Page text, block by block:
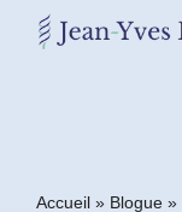
Accueil » Blogue »